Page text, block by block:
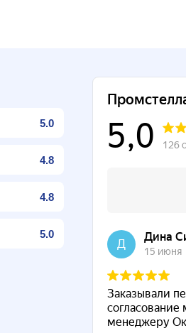
5.0
4.8
4.8
5.0